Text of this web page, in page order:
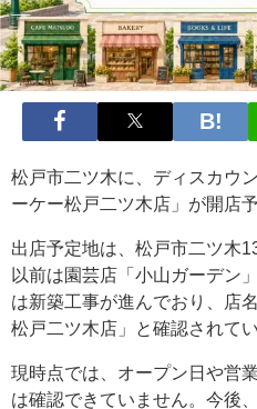
松戸市二ツ木に、ディスカウ
ーケー松戸二ツ木店」が開店予
出店予定地は、松戸市二ツ木
以前は園芸店「小山ガーデン
は新築工事が進んでおり、店
松戸二ツ木店」と確認されてい
現時点では、オープン日や営
は確認できていません。今後